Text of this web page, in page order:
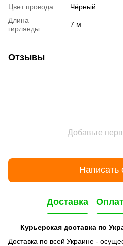
Цвет провода
Чёрный
Длина
гирлянды
7 м
Отзывы
Добавьте
Написать
Доставка
Курьерская доставка по
Доставка по всей Украине -